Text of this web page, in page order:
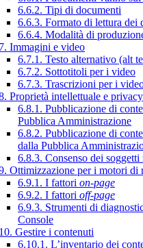
6.6.2. Tipi di documenti
6.6.3. Formato di lettura dei
6.6.4. Modalità di
Immagini e video
6.7.1. Testo alternativo (alt
6.7.2. Sottotitoli per i video
6.7.3. Trascrizioni per i
Proprietà intellettuale e privacy
6.8.1. Pubblicazione di
Pubblica Amministrazione
6.8.2. Pubblicazione di
dalla Pubblica
6.8.3. Consenso dei soggetti
Ottimizzazione per i motori di
6.9.1. I fattori on-page
6.9.2. I fattori off-page
6.9.3. Strumenti di
Console
Gestire i contenuti
6.10.1. L’inventario dei